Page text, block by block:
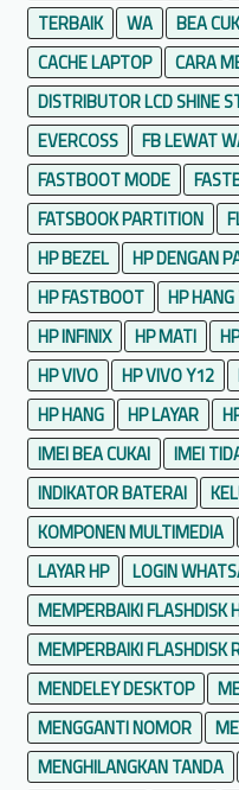
TERBAIK
WA BEA
CACHE LAPTOP
CARA
DISTRIBUTOR LCD SHINE
EVERCOSS
FB LEWAT
FASTBOOT MODE
FATSBOOK PARTITION
HP BEZEL
HP DENGAN
HP FASTBOOT
HP
HP INFINIX
HP MATI
HP VIVO
HP VIVO Y12
HP HANG
HP LAYAR
IMEI BEA CUKAI
IMEI
INDIKATOR BATERAI
KOMPONEN MULTIMEDIA
LAYAR HP
LOGIN
MEMPERBAIKI FLASHDISK
MEMPERBAIKI FLASHDISK
MENDELEY DESKTOP
MENGGANTI NOMOR
MENGHILANGKAN TANDA